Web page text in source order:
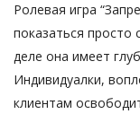
Ролевая игра
показаться просто
деле она имеет
Индивидуалки,
клиентам